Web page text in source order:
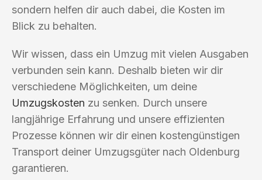
sondern helfen dir auch dabei, die Kosten im
Blick zu behalten.
Wir wissen, dass ein Umzug mit vielen Ausgaben
verbunden sein kann. Deshalb bieten wir dir
verschiedene Möglichkeiten, um deine
Umzugskosten zu senken. Durch unsere
langjährige Erfahrung und unsere effizienten
Prozesse können wir dir einen kostengünstigen
Transport deiner Umzugsgüter nach Oldenburg
garantieren.